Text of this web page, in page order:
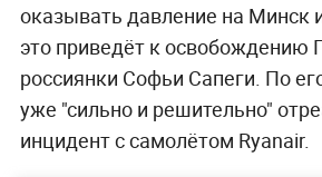
оказывать давление на Минск
это приведёт к освобождению
россиянки Софьи Сапеги. По
уже "сильно и решительно"
инцидент с самолётом Ryanair.